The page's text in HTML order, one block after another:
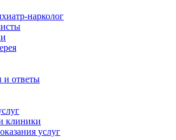
нарколог
и ответы
клиники
услуг